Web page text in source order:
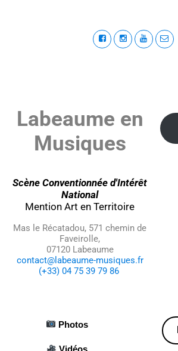
Labeaume en
Musiques
Scène Conventionnée d'Intérêt
National
Mention Art en Territoire
Mas le Récatadou, 571 chemin de
Faveirolle,
07120 Labeaume
contact@labeaume-musiques.fr
(+33) 04 75 39 79 86
Photos
Vidéos